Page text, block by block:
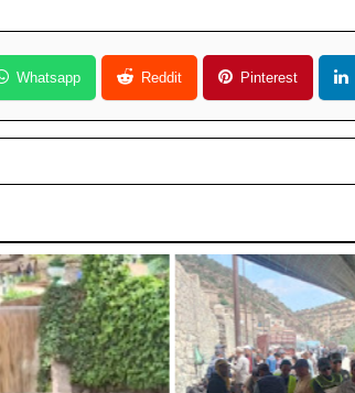
Pinterest
Reddit
Whatsapp